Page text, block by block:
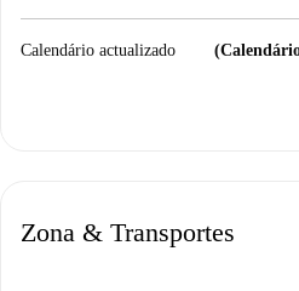
Calendário actualizado
Zona & Transportes